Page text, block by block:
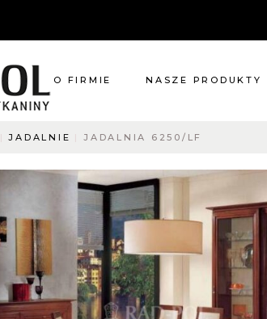
O FIRMIE
Blog
Aktualności
O co pytacie?
Napisz do nas
NASZE PRODUKTY
Pomieszczenia
Oświetlenie
Renowacje
Dodatki
Tkaniny
Katalog
JADALNIE JADALNIA 6250/LF